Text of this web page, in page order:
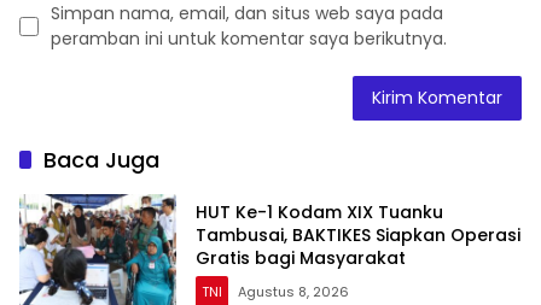
Simpan nama, email, dan situs web saya pada
peramban ini untuk komentar saya berikutnya.
Baca Juga
HUT Ke-1 Kodam XIX Tuanku
Tambusai, BAKTIKES Siapkan Operasi
Gratis bagi Masyarakat
TNI Agustus 8, 2026